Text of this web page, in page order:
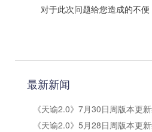
对于此次问题给您造成的不
最新新闻